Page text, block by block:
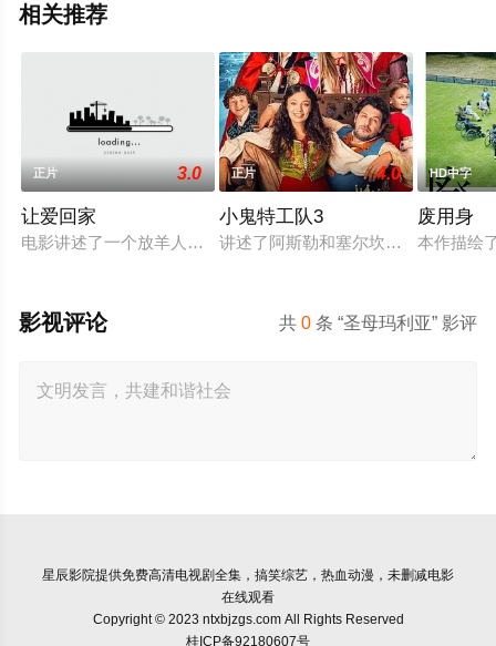
相关推荐
正片 3.0
让爱回家
电影讲述了一个放羊人吴鑫，为两只羊和他人发生冲突，失手
正片 4.0
小鬼特工队3
讲述了阿斯勒和塞尔坎在休产假期间
HD中字
废用身
本作描绘
共0 条 “圣母玛利亚” 影评
影视评论
星辰影院提供免费高清电视剧全集，搞笑综艺，热血动漫，未删减电影
在线观看
Copyright © 2023 ntxbjzgs.com All Rights Reserved
桂ICP备92180607号